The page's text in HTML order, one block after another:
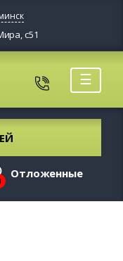
с51
☰
Отложенные